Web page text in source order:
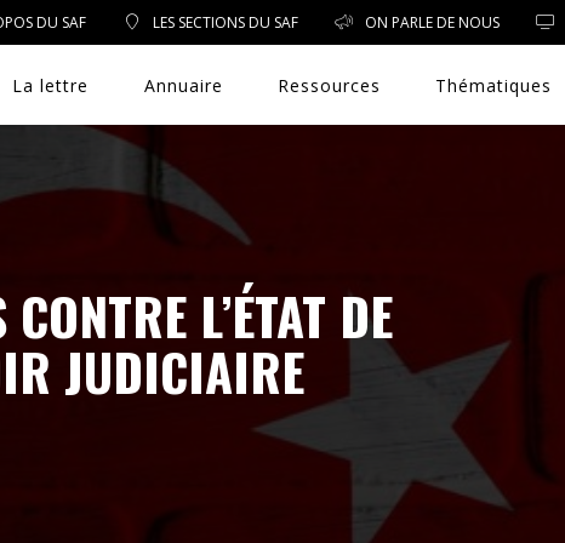
DU SAF LES SECTIONS DU SAF ON PARLE DE NOUS
La lettre Annuaire Ressources Thématiques
DROIT SOCIAL
ENVIRONNEMENT/SANTÉ
L’ÉTAT DE
JUDICIAIRE